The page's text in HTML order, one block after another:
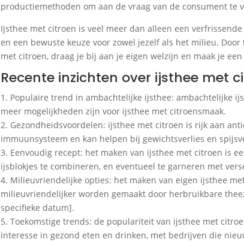
productiemethoden om aan de vraag van de consument te
Ijsthee met citroen is veel meer dan alleen een
en een bewuste keuze voor zowel jezelf als het milieu.
met citroen, draag je bij aan je eigen welzijn en maak je
Recente inzichten over ijsthee met
1. Populaire trend in ambachtelijke ijsthee: ambachtelijke
meer mogelijkheden zijn voor ijsthee met citroensmaak.
2. Gezondheidsvoordelen: ijsthee met citroen is rijk aan
immuunsysteem en kan helpen bij gewichtsverlies en
3. Eenvoudig recept: het maken van ijsthee met citroen is
ijsblokjes te combineren, en eventueel te garneren met
4. Milieuvriendelijke opties: het maken van eigen ijsthee
milieuvriendelijker worden gemaakt door herbruikbare
specifieke datum].
5. Toekomstige trends: de populariteit van ijsthee met
interesse in gezond eten en drinken, met bedrijven die